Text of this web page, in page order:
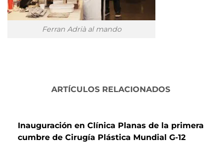
Ferran Adrià al mando
ARTÍCULOS RELACIONADOS
Inauguración en Clínica Planas de la primera
cumbre de Cirugía Plástica Mundial G-12